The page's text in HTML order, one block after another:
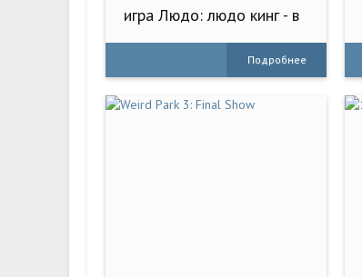
игра Людо: людо кинг - в
Подробнее